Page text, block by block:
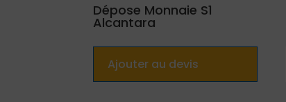
Dépose Monnaie S1
Alcantara
Ajouter au devis